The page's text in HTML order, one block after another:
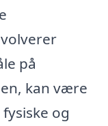
på
kan være
og